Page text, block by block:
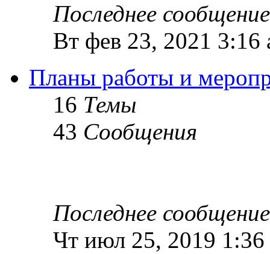
Последнее сообщение
Вт фев 23, 2021 3:16
Планы работы и
16 Темы
43 Сообщения
Последнее сообщение
Чт июл 25, 2019 1:36